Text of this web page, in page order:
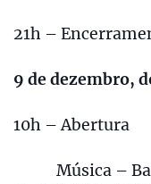
21h –
9 de dezembro,
10h – Abertura
Música –